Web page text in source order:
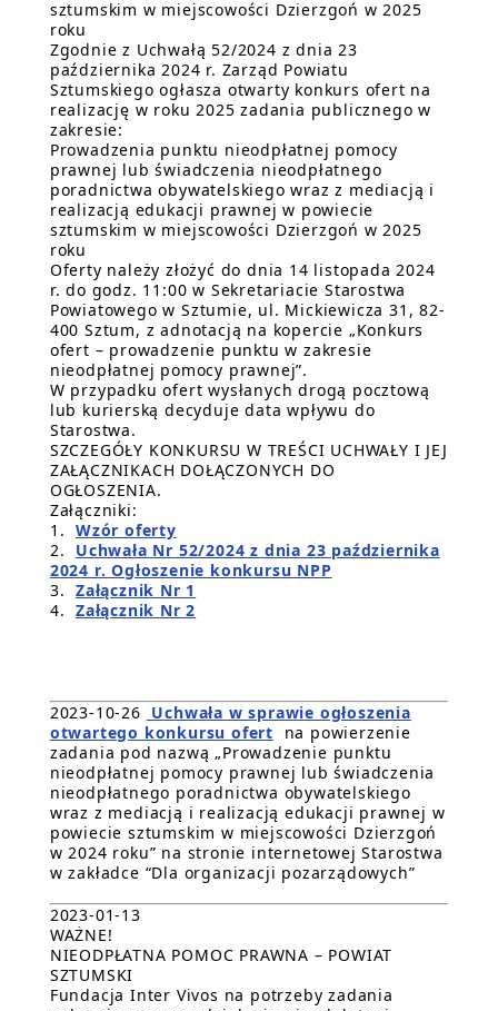
sztumskim w miejscowości Dzierzgoń w 2025
roku
Zgodnie z Uchwałą 52/2024 z dnia 23
października 2024 r. Zarząd Powiatu
Sztumskiego ogłasza otwarty konkurs ofert na
realizację w roku 2025 zadania publicznego w
zakresie:
Prowadzenia punktu nieodpłatnej pomocy
prawnej lub świadczenia nieodpłatnego
poradnictwa obywatelskiego wraz z mediacją i
realizacją edukacji prawnej w powiecie
sztumskim w miejscowości Dzierzgoń w 2025
roku
Oferty należy złożyć do dnia 14 listopada 2024
r. do godz. 11:00 w Sekretariacie Starostwa
Powiatowego w Sztumie, ul. Mickiewicza 31, 82-
400 Sztum, z adnotacją na kopercie „Konkurs
ofert – prowadzenie punktu w zakresie
nieodpłatnej pomocy prawnej”.
W przypadku ofert wysłanych drogą pocztową
lub kurierską decyduje data wpływu do
Starostwa.
SZCZEGÓŁY KONKURSU W TREŚCI UCHWAŁY I JEJ
ZAŁĄCZNIKACH DOŁĄCZONYCH DO
OGŁOSZENIA.
Załączniki:
1. Wzór oferty
2. Uchwała Nr 52/2024 z dnia 23 października
2024 r. Ogłoszenie konkursu NPP
3. Załącznik Nr 1
4. Załącznik Nr 2
2023-10-26 Uchwała w sprawie ogłoszenia
otwartego konkursu ofert na powierzenie
zadania pod nazwą „Prowadzenie punktu
nieodpłatnej pomocy prawnej lub świadczenia
nieodpłatnego poradnictwa obywatelskiego
wraz z mediacją i realizacją edukacji prawnej w
powiecie sztumskim w miejscowości Dzierzgoń
w 2024 roku” na stronie internetowej Starostwa
w zakładce “Dla organizacji pozarządowych”
2023-01-13
WAŻNE!
NIEODPŁATNA POMOC PRAWNA – POWIAT
SZTUMSKI
Fundacja Inter Vivos na potrzeby zadania